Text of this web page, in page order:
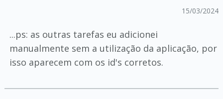
15/03/2024
...ps: as outras tarefas eu adicionei
manualmente sem a utilização da aplicação, por
isso aparecem com os id's corretos.